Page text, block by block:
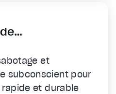
pour
et
subconscient pour
et durable